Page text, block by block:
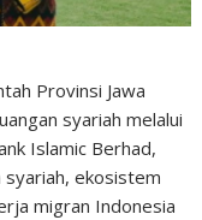
Provinsi Jawa
syariah melalui
Islamic Berhad,
syariah, ekosistem
migran Indonesia